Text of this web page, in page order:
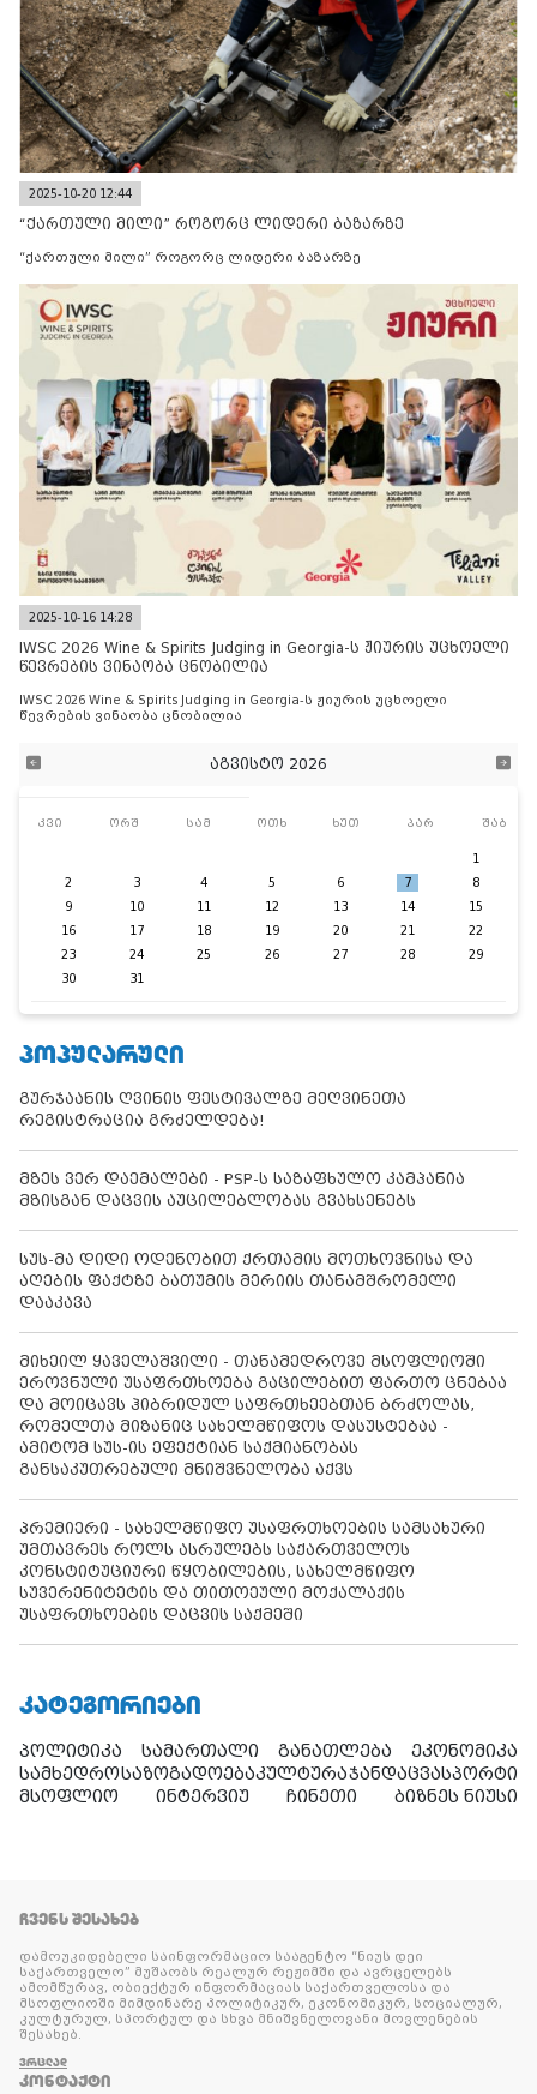
2025-10-20 12:44
“ქართული მილი” როგორც ლიდერი ბაზარზე
“ქართული მილი” როგორც ლიდერი ბაზარზე
2025-10-16 14:28
IWSC 2026 Wine & Spirits Judging in Georgia-ს ჟიურის უცხოელი
წევრების ვინაობა ცნობილია
IWSC 2026 Wine & Spirits Judging in Georgia-ს ჟიურის უცხოელი
წევრების ვინაობა ცნობილია
აგვისტო 2026
კვი ორშ სამ ოთხ ხუთ პარ შაბ
1
2
3 4 5 6 7
8
9
10 11 12 13 14
15
16
17 18 19 20 21
22
23
24 25 26 27 28
29
30
31
ᲞᲝᲞᲣᲚᲐᲠᲣᲚᲘ
გურჯაანის ღვინის ფესტივალზე მეღვინეთა
რეგისტრაცია გრძელდება!
მზეს ვერ დაემალები - PSP-ს საზაფხულო კამპანია
მზისგან დაცვის აუცილებლობას გვახსენებს
სუს-მა დიდი ოდენობით ქრთამის მოთხოვნისა და
აღების ფაქტზე ბათუმის მერიის თანამშრომელი
დააკავა
მიხეილ ყაველაშვილი - თანამედროვე მსოფლიოში
ეროვნული უსაფრთხოება გაცილებით ფართო ცნებაა
და მოიცავს ჰიბრიდულ საფრთხეებთან ბრძოლას,
რომელთა მიზანიც სახელმწიფოს დასუსტებაა -
ამიტომ სუს-ის ეფექტიან საქმიანობას
განსაკუთრებული მნიშვნელობა აქვს
პრემიერი - სახელმწიფო უსაფრთხოების სამსახური
უმთავრეს როლს ასრულებს საქართველოს
კონსტიტუციური წყობილების, სახელმწიფო
სუვერენიტეტის და თითოეული მოქალაქის
უსაფრთხოების დაცვის საქმეში
ᲙᲐᲢᲔᲒᲝᲠᲘᲔᲑᲘ
პოლიტიკა სამართალი განათლება
ეკონომიკა
სამხედროსაზოგადოებაკულტურაჯანდაცვასპორტი
მსოფლიო
ინტერვიუ ჩინეთი ბიზნეს ნიუსი
ᲩᲕᲔᲜᲡ ᲨᲔᲡᲐᲮᲔᲑ
დამოუკიდებელი საინფორმაციო სააგენტო “ნიუს დეი
საქართველო” მუშაობს რეალურ რეჟიმში და ავრცელებს
ამომწურავ, ობიექტურ ინფორმაციას საქართველოსა და
მსოფლიოში მიმდინარე პოლიტიკურ, ეკონომიკურ, სოციალურ,
კულტურულ, სპორტულ და სხვა მნიშვნელოვანი მოვლენების
შესახებ.
ᲕᲠᲪᲚᲐᲓ
ᲙᲝᲜᲢᲐᲥᲢᲘ